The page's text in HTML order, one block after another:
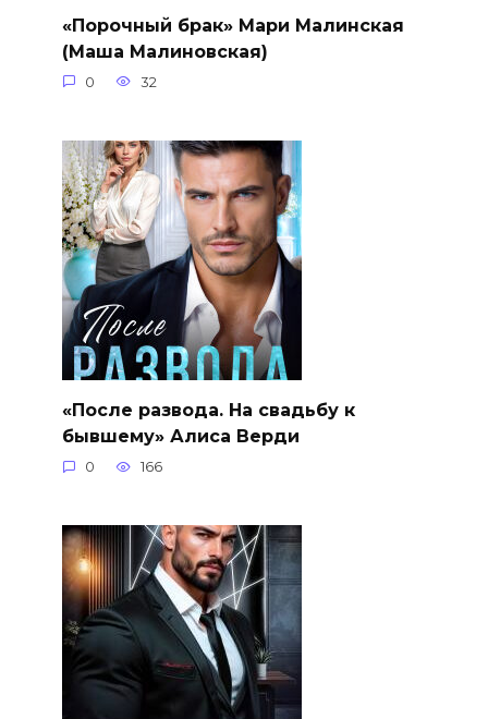
«Порочный брак» Мари Малинская
(Маша Малиновская)
0 32
«После развода. На свадьбу к
бывшему» Алиса Верди
0 166